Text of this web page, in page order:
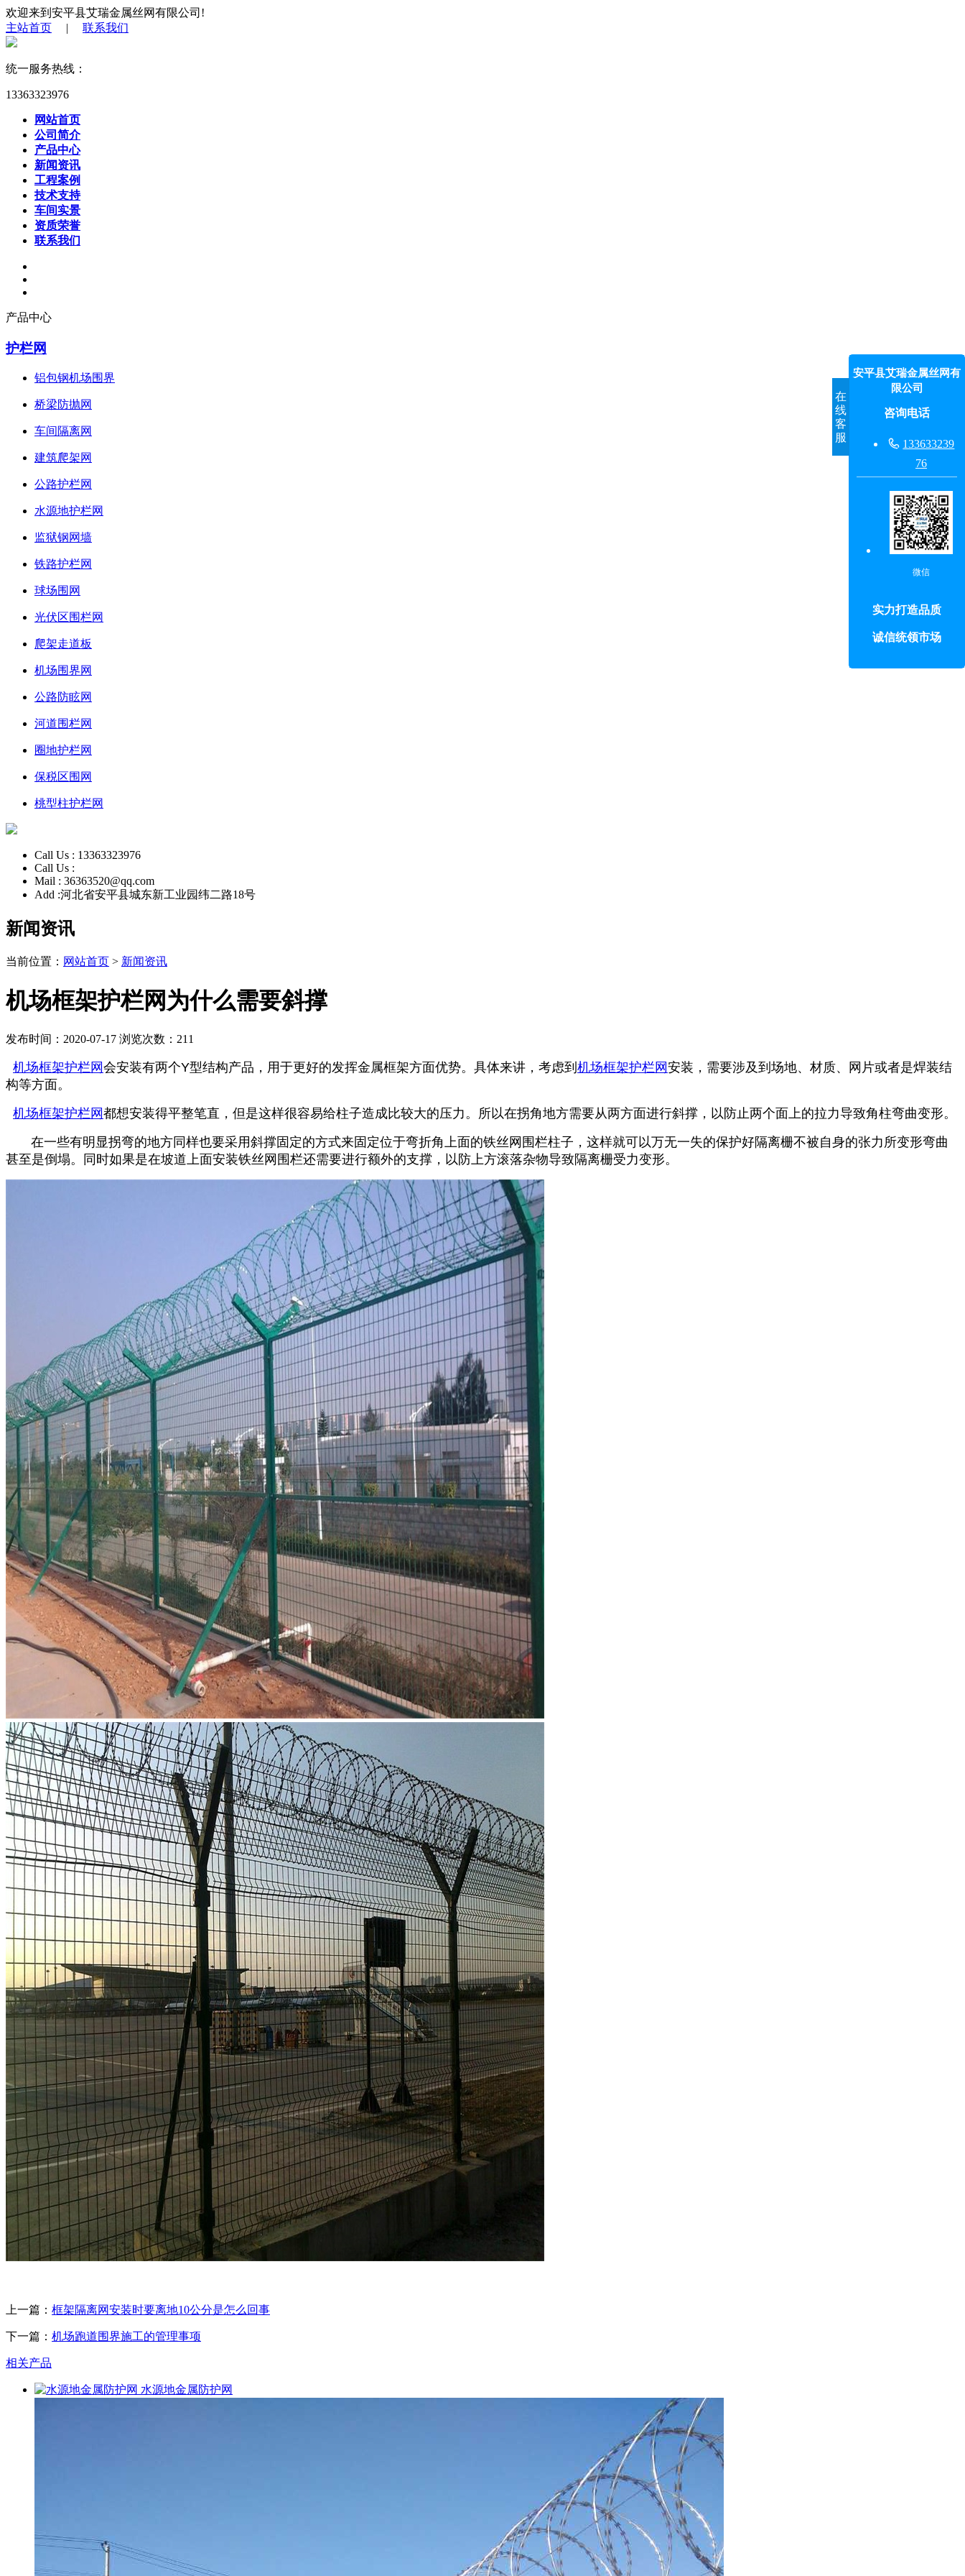
欢迎来到安平县艾瑞金属丝网有限公司!
主站首页 | 联系我们
统一服务热线：
13363323976
网站首页
公司简介
产品中心
新闻资讯
工程案例
技术支持
车间实景
资质荣誉
联系我们
产品中心
护栏网
铝包钢机场围界
桥梁防抛网
车间隔离网
建筑爬架网
公路护栏网
水源地护栏网
监狱钢网墙
铁路护栏网
球场围网
光伏区围栏网
爬架走道板
机场围界网
公路防眩网
河道围栏网
圈地护栏网
保税区围网
桃型柱护栏网
Call Us : 13363323976
Call Us :
Mail : 36363520@qq.com
Add :河北省安平县城东新工业园纬二路18号
新闻资讯
当前位置： 网站首页 > 新闻资讯
机场框架护栏网为什么需要斜撑
发布时间：2020-07-17 浏览次数： 211
机场框架护栏网 会安装有两个Y型结构产品，用于更好的发挥金属框架方面优势。 具体来讲，考虑到 机场框架护栏网 安装，需要涉及到场地、材质、网片或者是焊装结
构等方面。
机场框架护栏网 都想安装得平整笔直，但是这样很容易给柱子造成比较大的压力。所以在拐角地方需要从两方面进行斜撑，以防止两个面上的拉力导致角柱弯曲变形。
在一些有明显拐弯的地方同样也要采用斜撑固定的方式来固定位于弯折角上面的铁丝网围栏柱子，这样就可以万无一失的保护好隔离栅不被自身的张力所变形弯曲
甚至是倒塌。同时如果是在坡道上面安装铁丝网围栏还需要进行额外的支撑，以防上方滚落杂物导致隔离栅受力变形。
上一篇： 框架隔离网安装时要离地10公分是怎么回事
下一篇： 机场跑道围界施工的管理事项
相关产品
水源地金属防护网
在
线
客
服
安平县艾瑞金属丝网有
限公司
咨询电话
 133633239
76
微信
实力打造品质
诚信统领市场